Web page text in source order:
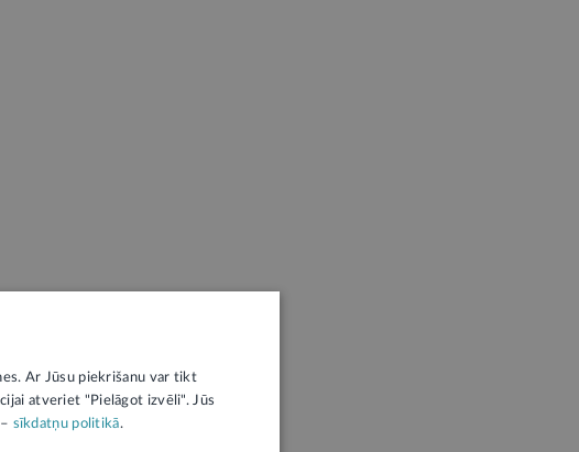
Ar Jūsu piekrišanu var tikt
atveriet "Pielāgot izvēli". Jūs
sīkdatņu politikā.